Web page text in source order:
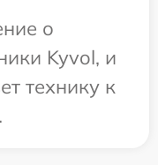
о
Kyvol, и
технику к